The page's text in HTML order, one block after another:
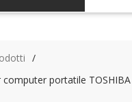
computer portatile